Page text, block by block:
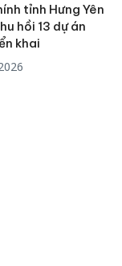
tỉnh Hưng Yên
hồi 13 dự án
khai